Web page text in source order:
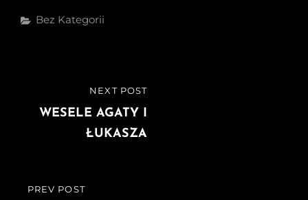
Categories
Bez Kategorii
Nawigacja
wpisu
PREVIOUS
PREV POST
POST
NEXT POST
WESELE AGATY I
ŁUKASZA